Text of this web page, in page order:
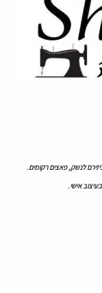
לנשק, פאצים רקומים.
אישי.